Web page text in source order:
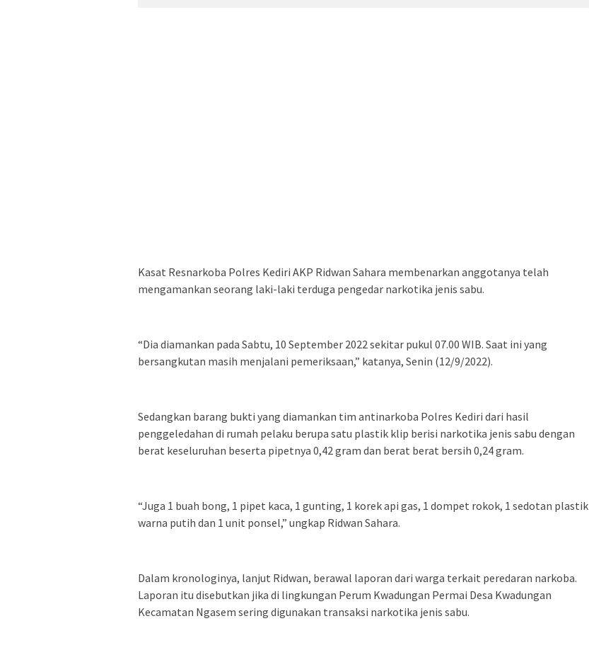
Kasat Resnarkoba Polres Kediri AKP Ridwan Sahara membenarkan anggotanya telah
mengamankan seorang laki-laki terduga pengedar narkotika jenis sabu.
“Dia diamankan pada Sabtu, 10 September 2022 sekitar pukul 07.00 WIB. Saat ini yang
bersangkutan masih menjalani pemeriksaan,” katanya, Senin (12/9/2022).
Sedangkan barang bukti yang diamankan tim antinarkoba Polres Kediri dari hasil
penggeledahan di rumah pelaku berupa satu plastik klip berisi narkotika jenis sabu dengan
berat keseluruhan beserta pipetnya 0,42 gram dan berat berat bersih 0,24 gram.
“Juga 1 buah bong, 1 pipet kaca, 1 gunting, 1 korek api gas, 1 dompet rokok, 1 sedotan plastik
warna putih dan 1 unit ponsel,” ungkap Ridwan Sahara.
Dalam kronologinya, lanjut Ridwan, berawal laporan dari warga terkait peredaran narkoba.
Laporan itu disebutkan jika di lingkungan Perum Kwadungan Permai Desa Kwadungan
Kecamatan Ngasem sering digunakan transaksi narkotika jenis sabu.